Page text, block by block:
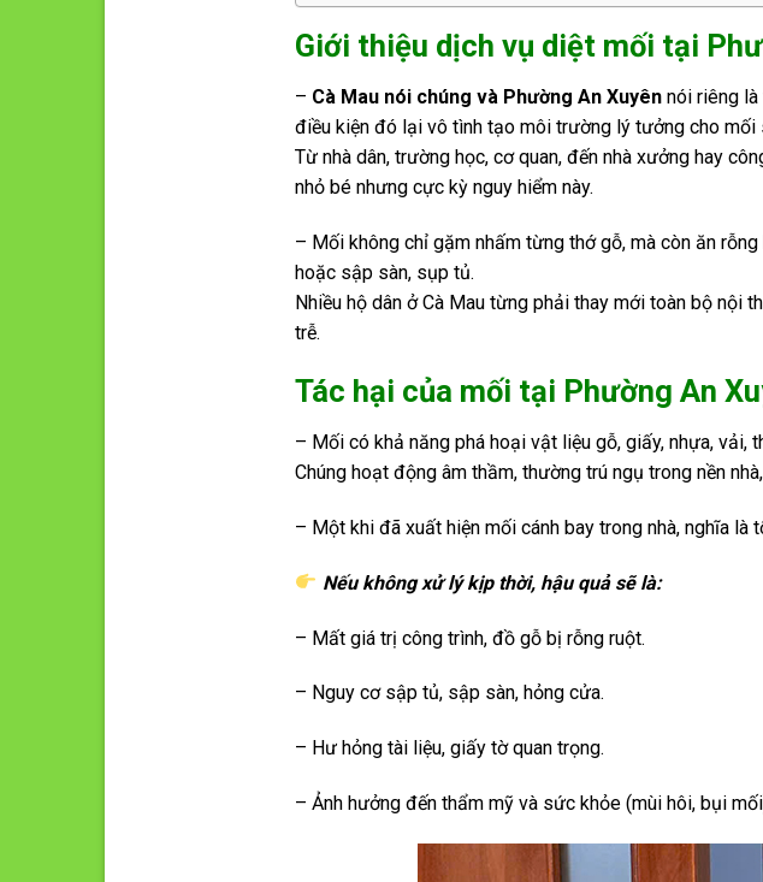
Giới thiệu dịch vụ diệt mối tại
– Cà Mau nói chúng và Phường An Xuyên nói riêng là
điều kiện đó lại vô tình tạo môi trường lý tưởng cho mối
Từ nhà dân, trường học, cơ quan, đến nhà xưởng hay
nhỏ bé nhưng cực kỳ nguy hiểm này.
– Mối không chỉ gặm nhấm từng thớ gỗ, mà còn ăn
hoặc sập sàn, sụp tủ.
Nhiều hộ dân ở Cà Mau từng phải thay mới toàn bộ nội
trễ.
Tác hại của mối tại Phường An
– Mối có khả năng phá hoại vật liệu gỗ, giấy, nhựa, vải,
Chúng hoạt động âm thầm, thường trú ngụ trong nền
– Một khi đã xuất hiện mối cánh bay trong nhà, nghĩa
Nếu không xử lý kịp thời, hậu quả sẽ là:
– Mất giá trị công trình, đồ gỗ bị rỗng ruột.
– Nguy cơ sập tủ, sập sàn, hỏng cửa.
– Hư hỏng tài liệu, giấy tờ quan trọng.
– Ảnh hưởng đến thẩm mỹ và sức khỏe (mùi hôi, bụi